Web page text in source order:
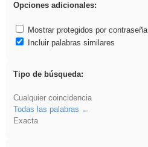
Opciones adicionales:
Mostrar protegidos por contraseña
Incluir palabras similares
Tipo de búsqueda:
Cualquier coincidencia
Todas las palabras
Exacta